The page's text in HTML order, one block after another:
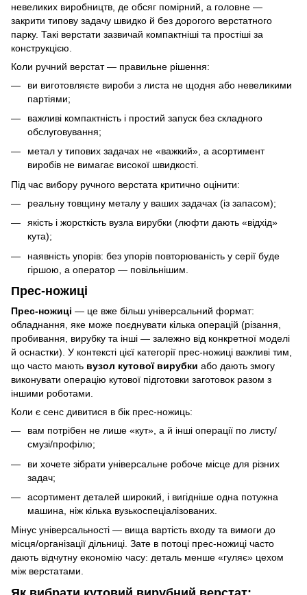
невеликих виробництв, де обсяг помірний, а головне —
закрити типову задачу швидко й без дорогого верстатного
парку. Такі верстати зазвичай компактніші та простіші за
конструкцією.
Коли ручний верстат — правильне рішення:
ви виготовляєте вироби з листа не щодня або невеликими
партіями;
важливі компактність і простий запуск без складного
обслуговування;
метал у типових задачах не «важкий», а асортимент
виробів не вимагає високої швидкості.
Під час вибору ручного верстата критично оцінити:
реальну товщину металу у ваших задачах (із запасом);
якість і жорсткість вузла вирубки (люфти дають «відхід»
кута);
наявність упорів: без упорів повторюваність у серії буде
гіршою, а оператор — повільнішим.
Прес-ножиці
Прес-ножиці — це вже більш універсальний формат:
обладнання, яке може поєднувати кілька операцій (різання,
пробивання, вирубку та інші — залежно від конкретної моделі
й оснастки). У контексті цієї категорії прес-ножиці важливі тим,
що часто мають вузол кутової вирубки або дають змогу
виконувати операцію кутової підготовки заготовок разом з
іншими роботами.
Коли є сенс дивитися в бік прес-ножиць:
вам потрібен не лише «кут», а й інші операції по листу/
смузі/профілю;
ви хочете зібрати універсальне робоче місце для різних
задач;
асортимент деталей широкий, і вигідніше одна потужна
машина, ніж кілька вузькоспеціалізованих.
Мінус універсальності — вища вартість входу та вимоги до
місця/організації дільниці. Зате в потоці прес-ножиці часто
дають відчутну економію часу: деталь менше «гуляє» цехом
між верстатами.